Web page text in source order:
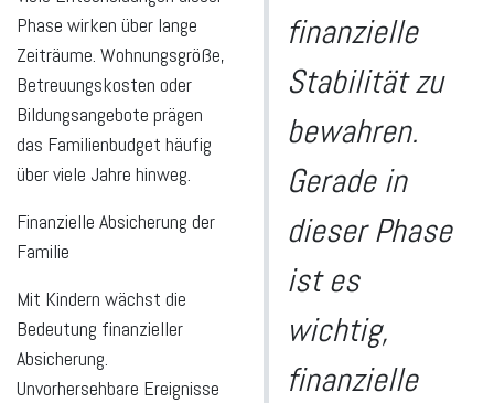
Phase wirken über lange
Zeiträume. Wohnungsgröße,
Betreuungskosten oder
Bildungsangebote prägen
das Familienbudget häufig
über viele Jahre hinweg.
Finanzielle Absicherung der
Familie
Mit Kindern wächst die
Bedeutung finanzieller
Absicherung.
Unvorhersehbare Ereignisse
finanzielle
Stabilität zu
bewahren.
Gerade in
dieser Phase
ist es
wichtig,
finanzielle